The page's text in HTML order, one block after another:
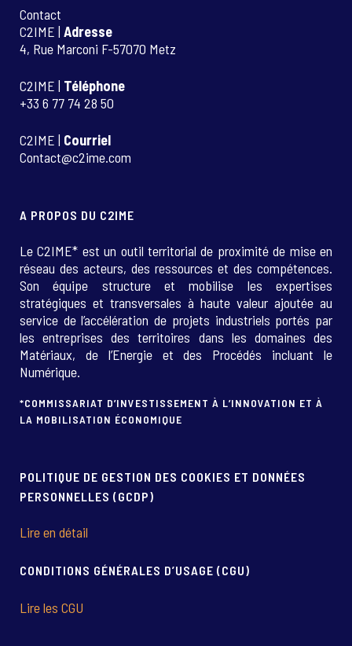
Contact
C2IME | Adresse
4, Rue Marconi F-57070 Metz
C2IME | Téléphone
+33 6 77 74 28 50
C2IME | Courriel
Contact@c2ime.com
A PROPOS DU C2IME
Le C2IME* est un outil territorial de proximité de mise en
réseau des acteurs, des ressources et des compétences.
Son équipe structure et mobilise les expertises
stratégiques et transversales à haute valeur ajoutée au
service de l’accélération de projets industriels portés par
les entreprises des territoires dans les domaines des
Matériaux, de l’Energie et des Procédés incluant le
Numérique.
*COMMISSARIAT D’INVESTISSEMENT À L’INNOVATION ET À
LA MOBILISATION ÉCONOMIQUE
POLITIQUE DE GESTION DES COOKIES ET DONNÉES
PERSONNELLES (GCDP)
Lire en détail
CONDITIONS GÉNÉRALES D’USAGE (CGU)
Lire les CGU